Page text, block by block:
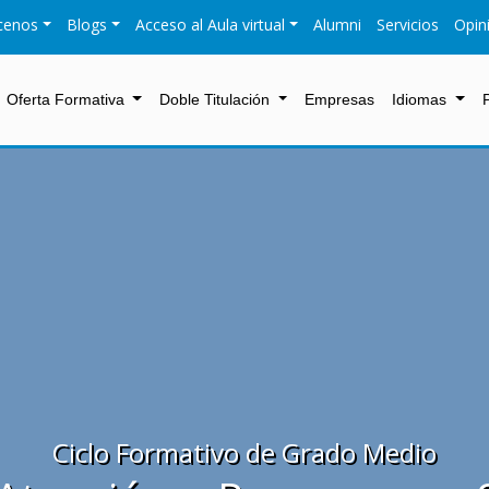
Blogs Acceso al Aula virtual Alumni Servicios
Oferta Formativa Doble Titulación Empresas Idiomas
Ciclo Formativo de Grado Medio